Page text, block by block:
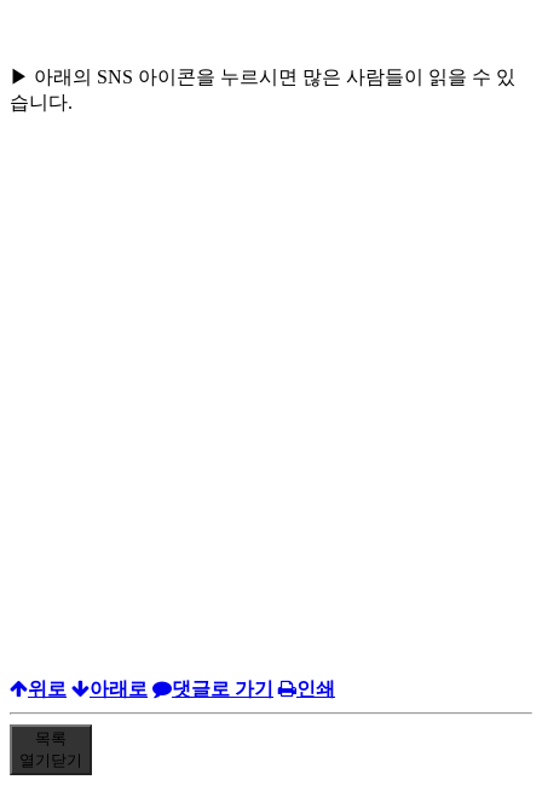
▶ 아래의 SNS 아이콘을 누르시면 많은 사람들이 읽을 수 있
습니다.
위로 아래로 댓글로 가기 인쇄
목록
열기 닫기